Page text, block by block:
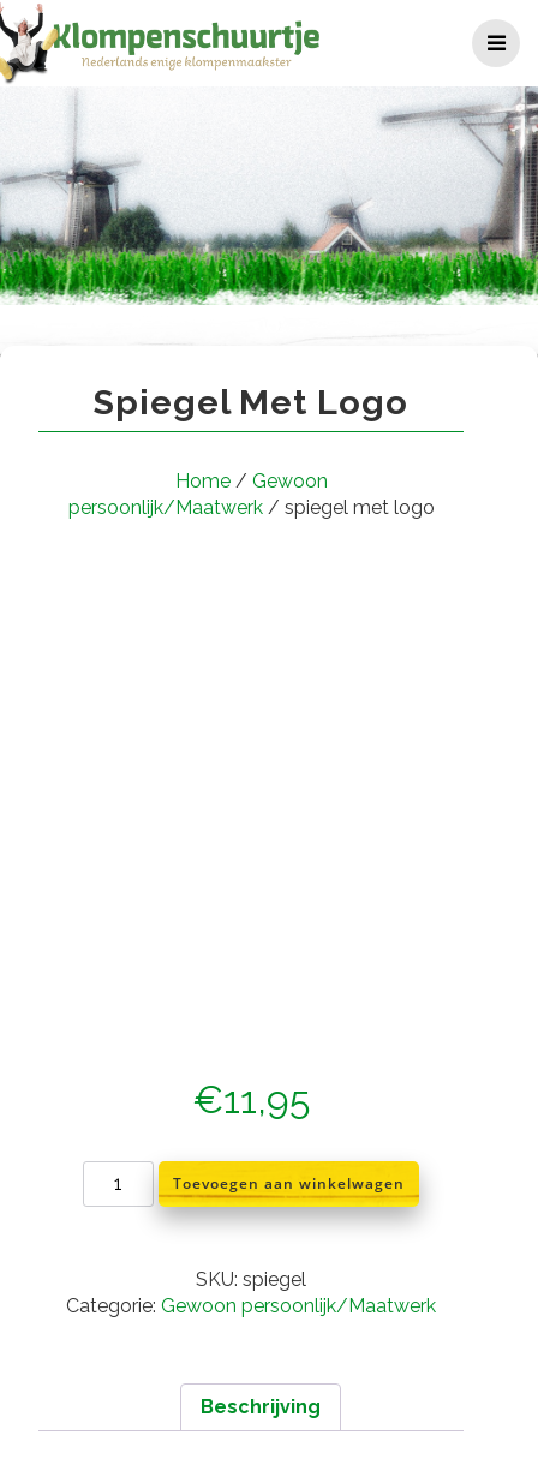
naar
de
spiegel met logo
Spiegel Met Logo
Home/ Gewoon
persoonlijk/Maatwerk/ spiegel met logo
€11,95
spiegel
met
Toevoegen aan winkelwagen
SKU: spiegel
Categorie: Gewoon persoonlijk/Maatwerk
Beschrijving